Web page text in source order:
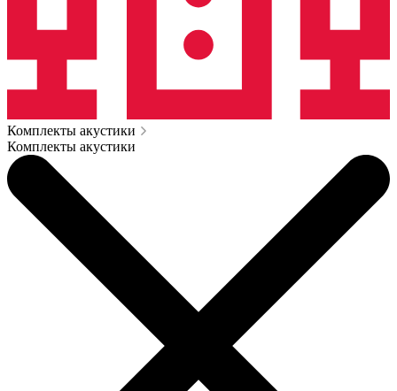
Комплекты акустики
Комплекты акустики